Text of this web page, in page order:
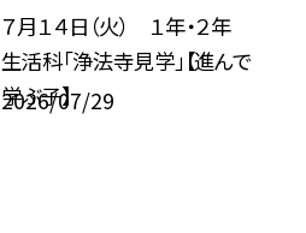
７月１４日（火） １年・２年
生活科「浄法寺見学」【進んで
学ぶ子】
2026/07/29